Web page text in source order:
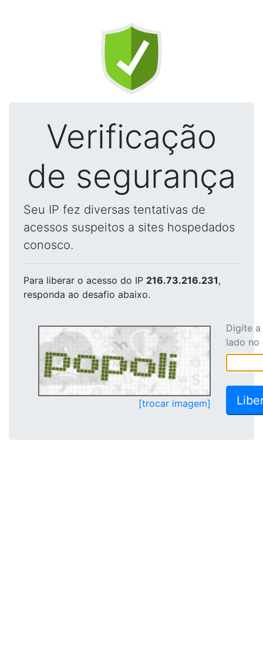
Verificação
de segurança
Seu IP fez diversas tentativas de
acessos suspeitos a sites hospedados
conosco.
Para liberar o acesso do IP 216.73.216.231,
responda ao desafio abaixo.
[trocar imagem]
Digite
lado no